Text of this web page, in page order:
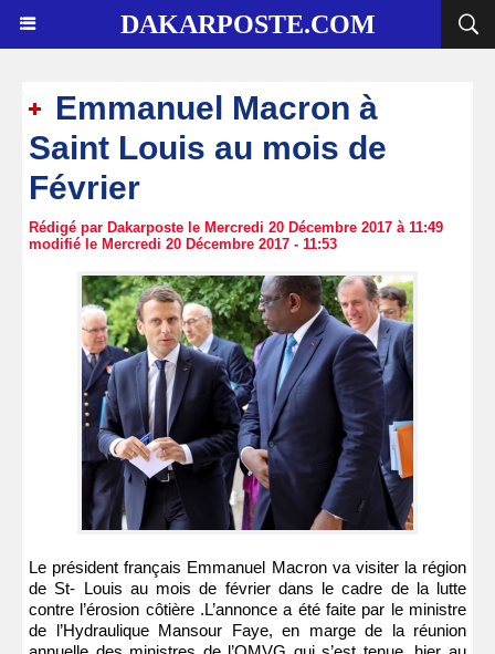
DAKARPOSTE.COM
Emmanuel Macron à
Saint Louis au mois de
Février
Rédigé par Dakarposte le Mercredi 20 Décembre 2017 à 11:49
modifié le Mercredi 20 Décembre 2017 - 11:53
Le président français Emmanuel Macron va visiter la région
de St- Louis au mois de février dans le cadre de la lutte
contre l’érosion côtière .L’annonce a été faite par le ministre
de l’Hydraulique Mansour Faye, en marge de la réunion